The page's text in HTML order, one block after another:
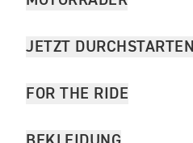
JETZT DURCHSTARTEN
FOR THE RIDE